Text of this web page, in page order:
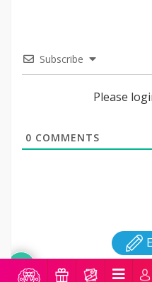
Subscribe
Please
0 COMMENTS